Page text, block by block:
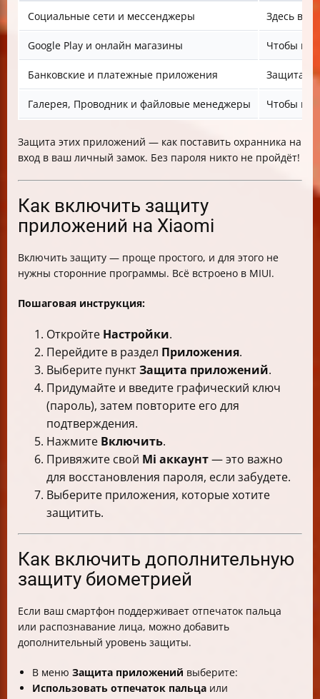
Социальные сети и мессенджеры Здесь
Google Play и онлайн магазины Чтобы
Банковские и платежные приложения Защита
Галерея, Проводник и файловые менеджеры Чтобы
Защита этих приложений — как поставить охранника на
вход в ваш личный замок. Без пароля никто не пройдёт!
Как включить защиту
приложений на Xiaomi
Включить защиту — проще простого, и для этого не
нужны сторонние программы. Всё встроено в MIUI.
Пошаговая инструкция:
Откройте Настройки.
Перейдите в раздел Приложения.
Выберите пунктЗащита приложений.
Придумайте и введите графический ключ
(пароль), затем повторите его для
подтверждения.
Нажмите Включить.
Привяжите свой Mi аккаунт— это важно
для восстановления пароля, если забудете.
Выберите приложения, которые хотите
защитить.
Как включить дополнительную
защиту биометрией
Если ваш смартфон поддерживает отпечаток пальца
или распознавание лица, можно добавить
дополнительный уровень защиты.
В меню Защита приложений выберите:
Использовать отпечаток пальца или